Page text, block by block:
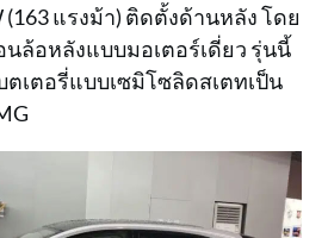
แรงม้า) ติดตั้งด้านหลัง โดย
นล้อหลังแบบมอเตอร์เดี่ยว รุ่นนี้
เตอรี่แบบเซมิโซลิดสเตทเป็น